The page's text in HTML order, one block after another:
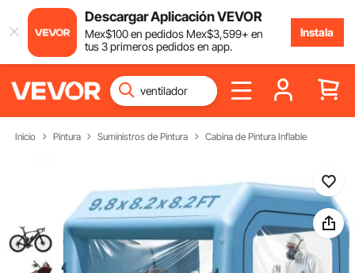
Descargar Aplicación VEVOR
Mex$100en pedidos Mex$3,599+ en
tus 3 primeros pedidos en app.
Instala
Inicio Pintura Suministros de Pintura Cabina de Pintura Inflable